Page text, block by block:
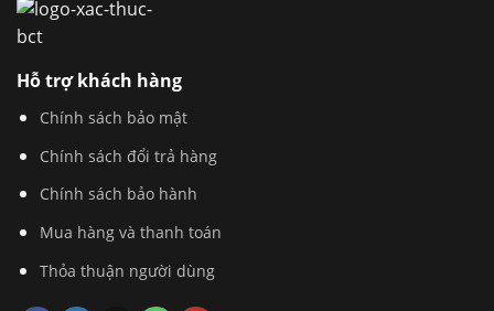
Hỗ trợ khách hàng
Chính sách bảo mật
Chính sách đổi trả hàng
Chính sách bảo hành
Mua hàng và thanh toán
Thỏa thuận người dùng